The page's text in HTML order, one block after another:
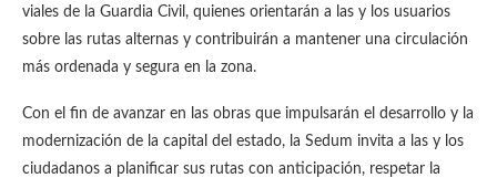
viales de la Guardia Civil, quienes orientarán a las y los usuarios
sobre las rutas alternas y contribuirán a mantener una circulación
más ordenada y segura en la zona.
Con el fin de avanzar en las obras que impulsarán el desarrollo y la
modernización de la capital del estado, la Sedum invita a las y los
ciudadanos a planificar sus rutas con anticipación, respetar la